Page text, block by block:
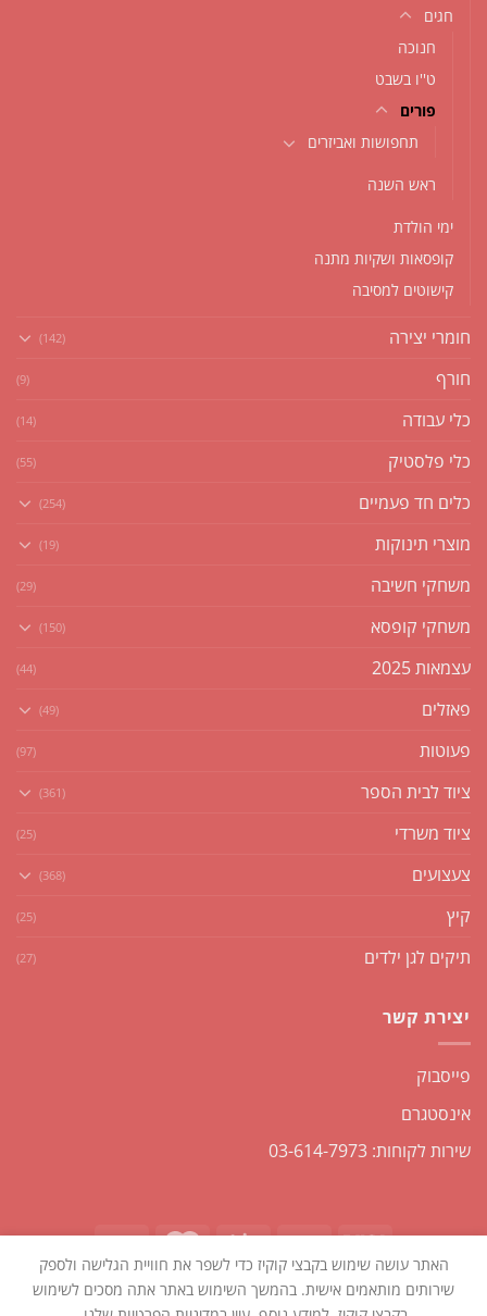
חגים
חנוכה
ט''ו בשבט
פורים
תחפושות ואביזרים
ראש השנה
ימי הולדת
קופסאות ושקיות מתנה
קישוטים למסיבה
חומרי יצירה (142)
חורף (9)
כלי עבודה (14)
כלי פלסטיק (55)
כלים חד פעמיים (254)
מוצרי תינוקות (19)
משחקי חשיבה (29)
משחקי קופסא (150)
עצמאות 2025 (44)
פאזלים (49)
פעוטות (97)
ציוד לבית הספר (361)
ציוד משרדי (25)
צעצועים (368)
קיץ (25)
תיקים לגן ילדים (27)
יצירת קשר
פייסבוק
אינסטגרם
שירות לקוחות: 03-614-7973
שקליקו
ניהול אתרים
האתר עושה שימוש בקבצי קוקיז כדי לשפר את חוויית הגלישה ולספק
שירותים מותאמים אישית. בהמשך השימוש באתר אתה מסכים לשימוש